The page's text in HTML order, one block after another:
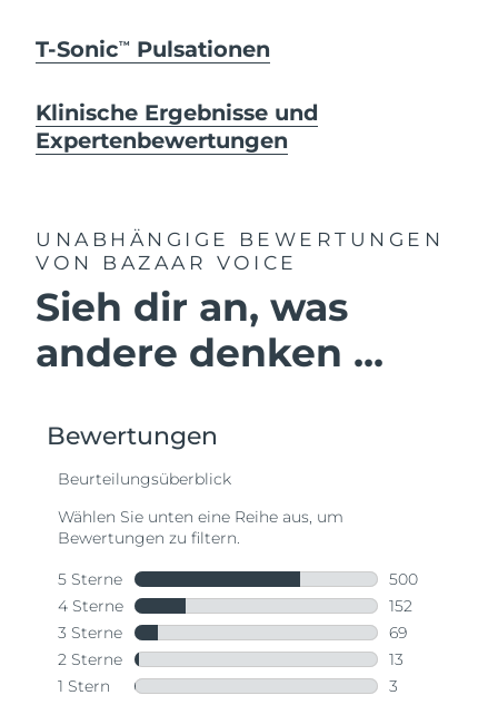
T-SonicTM Pulsationen
Klinische Ergebnisse und
Expertenbewertungen
UNABHÄNGIGE BEWERTUNGEN
VON BAZAAR VOICE
Sieh dir an, was
andere denken ...